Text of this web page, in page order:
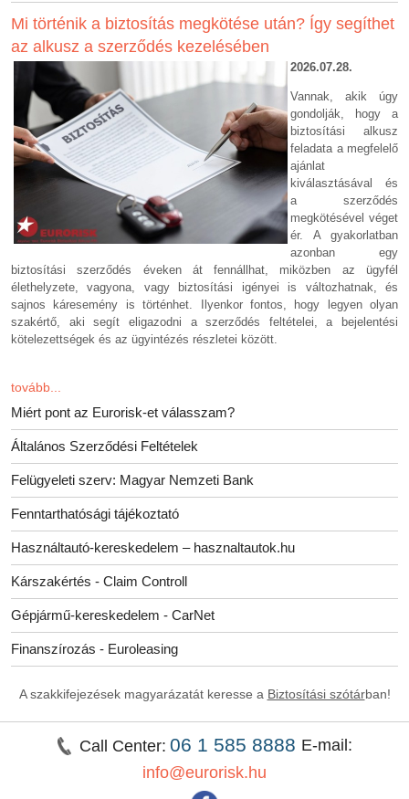
Mi történik a biztosítás megkötése után? Így segíthet
az alkusz a szerződés kezelésében
2026.07.28.
Vannak, akik úgy
gondolják, hogy a
biztosítási alkusz
feladata a megfelelő
ajánlat
kiválasztásával és
a szerződés
megkötésével véget
ér. A gyakorlatban
azonban egy
biztosítási szerződés éveken át fennállhat, miközben az ügyfél
élethelyzete, vagyona, vagy biztosítási igényei is változhatnak, és
sajnos káresemény is történhet. Ilyenkor fontos, hogy legyen olyan
szakértő, aki segít eligazodni a szerződés feltételei, a bejelentési
kötelezettségek és az ügyintézés részletei között.
tovább...
Miért pont az Eurorisk-et válasszam?
Általános Szerződési Feltételek
Felügyeleti szerv: Magyar Nemzeti Bank
Fenntarthatósági tájékoztató
Használtautó-kereskedelem – hasznaltautok.hu
Kárszakértés - Claim Controll
Gépjármű-kereskedelem - CarNet
Finanszírozás - Euroleasing
A szakkifejezések magyarázatát keresse a Biztosítási szótárban!
Call Center: 06 1 585 8888 E-mail:
info@eurorisk.hu